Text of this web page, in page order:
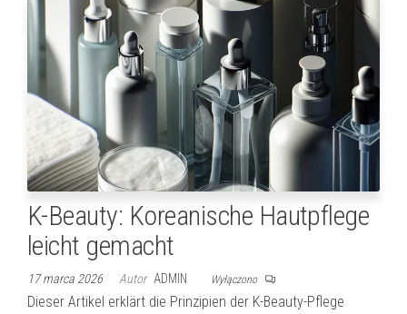
K-Beauty: Koreanische Hautpflege
leicht gemacht
17 marca 2026 Autor ADMIN Wyłączono
Dieser Artikel erklärt die Prinzipien der K-Beauty-Pflege